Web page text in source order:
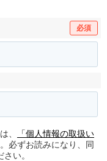
必須
、
「個人情報の取扱い
必ずお読みになり、同
い。